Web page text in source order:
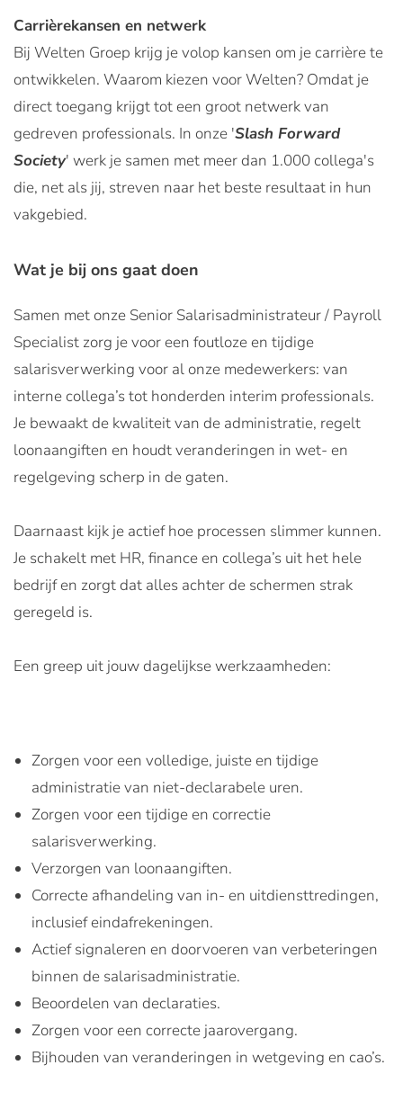
Carrièrekansen en netwerk
Bij Welten Groep krijg je volop kansen om je carrière te
ontwikkelen. Waarom kiezen voor Welten? Omdat je
direct toegang krijgt tot een groot netwerk van
gedreven professionals. In onze 'Slash Forward
Society' werk je samen met meer dan 1.000 collega's
die, net als jij, streven naar het beste resultaat in hun
vakgebied.
Wat je bij ons gaat doen
Samen met onze Senior Salarisadministrateur / Payroll
Specialist zorg je voor een foutloze en tijdige
salarisverwerking voor al onze medewerkers: van
interne collega’s tot honderden interim professionals.
Je bewaakt de kwaliteit van de administratie, regelt
loonaangiften en houdt veranderingen in wet- en
regelgeving scherp in de gaten.
Daarnaast kijk je actief hoe processen slimmer kunnen.
Je schakelt met HR, finance en collega’s uit het hele
bedrijf en zorgt dat alles achter de schermen strak
geregeld is.
Een greep uit jouw dagelijkse werkzaamheden:
Zorgen voor een volledige, juiste en tijdige
administratie van niet-declarabele uren.
Zorgen voor een tijdige en correctie
salarisverwerking.
Verzorgen van loonaangiften.
Correcte afhandeling van in- en uitdiensttredingen,
inclusief eindafrekeningen.
Actief signaleren en doorvoeren van verbeteringen
binnen de salarisadministratie.
Beoordelen van declaraties.
Zorgen voor een correcte jaarovergang.
Bijhouden van veranderingen in wetgeving en cao’s.